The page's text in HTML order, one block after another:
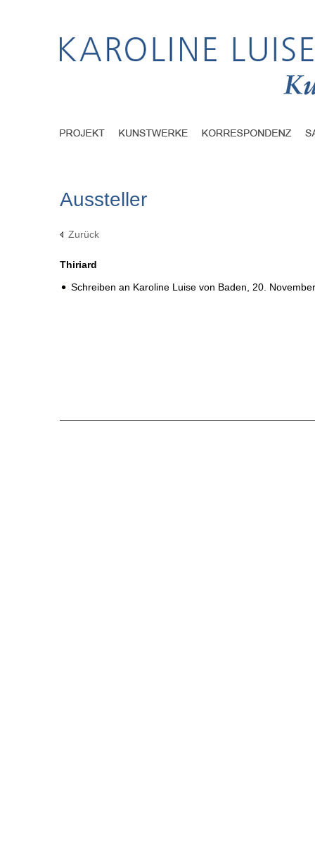
Aussteller
Zurück
Thiriard
Schreiben an Karoline Luise von Baden, 20.